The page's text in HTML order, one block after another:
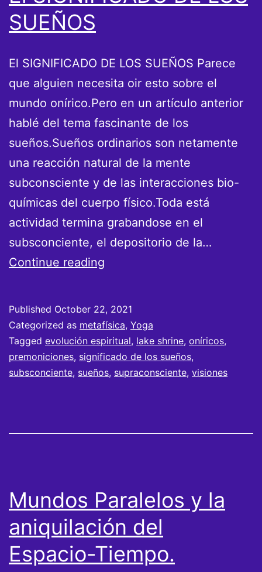
SUEÑOS
El SIGNIFICADO DE LOS SUEÑOS Parece
que alguien necesita oir esto sobre el
mundo onírico.Pero en un artículo anterior
hablé del tema fascinante de los
sueños.Sueños ordinarios son netamente
una reacción natural de la mente
subconsciente y de las interacciones bio-
químicas del cuerpo físico.Toda está
actividad termina grabandose en el
subsconciente, el depositorio de la…
Continue reading
LOS
SUEÑOS
Published October 22, 2021
Categorized as metafísica, Yoga
Tagged evolución espiritual, lake shrine, oníricos,
premoniciones, significado de los sueños,
subsconciente, sueños, supraconsciente, visiones
Mundos Paralelos y la
aniquilación del
Espacio-Tiempo.